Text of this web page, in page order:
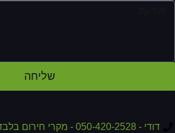
שליחה
דודי - 050-420-2528 - מקרי חירום בלבד